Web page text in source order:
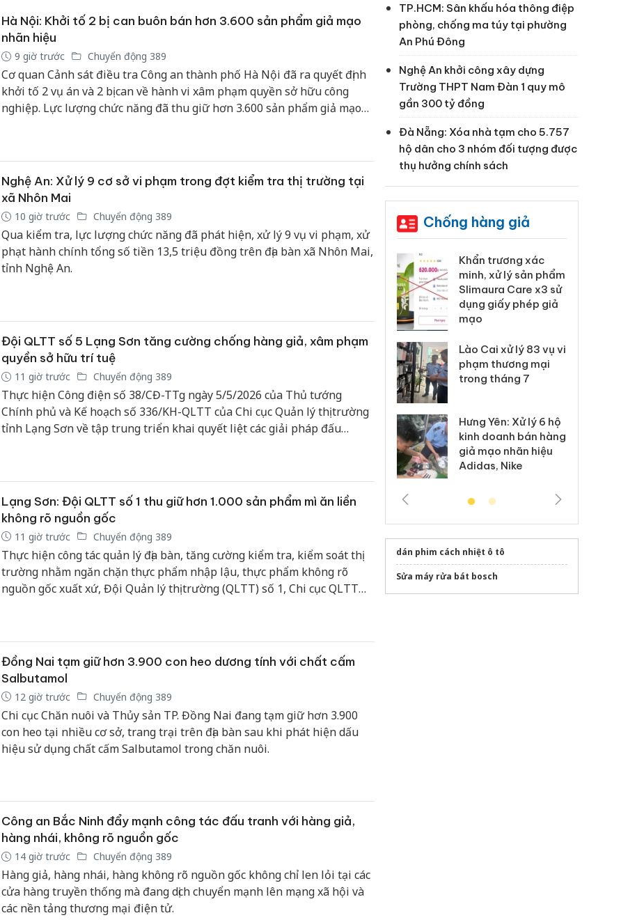
Hà Nội: Khởi tố 2 bị can buôn bán hơn 3.600 sản phẩm giả mạo
nhãn hiệu
9 giờ trước Chuyển động 389
Cơ quan Cảnh sát điều tra Công an thành phố Hà Nội đã ra quyết định
khởi tố 2 vụ án và 2 bị can về hành vi xâm phạm quyền sở hữu công
nghiệp. Lực lượng chức năng đã thu giữ hơn 3.600 sản phẩm giả mạo
Nghệ An: Xử lý 9 cơ sở vi phạm trong đợt kiểm tra thị trường tại
xã Nhôn Mai
10 giờ trước Chuyển động 389
Qua kiểm tra, lực lượng chức năng đã phát hiện, xử lý 9 vụ vi phạm, xử
phạt hành chính tổng số tiền 13,5 triệu đồng trên địa bàn xã Nhôn Mai,
tỉnh Nghệ An.
Đội QLTT số 5 Lạng Sơn tăng cường chống hàng giả, xâm phạm
quyền sở hữu trí tuệ
11 giờ trước Chuyển động 389
Thực hiện Công điện số 38/CĐ-TTg ngày 5/5/2026 của Thủ tướng
Chính phủ và Kế hoạch số 336/KH-QLTT của Chi cục Quản lý thị trường
tỉnh Lạng Sơn về tập trung triển khai quyết liệt các giải pháp đấu
pháp nghiệp vụ, tăng cường kiểm tra, kiểm soát thị trường, góp phần
bảo vệ quyền lợi người tiêu dùng và xây dựng môi trường kinh doanh
lành mạnh trên địa bàn.
Lạng Sơn: Đội QLTT số 1 thu giữ hơn 1.000 sản phẩm mì ăn liền
không rõ nguồn gốc
11 giờ trước Chuyển động 389
Thực hiện công tác quản lý địa bàn, tăng cường kiểm tra, kiểm soát thị
trường nhằm ngăn chặn thực phẩm nhập lậu, thực phẩm không rõ
nguồn gốc xuất xứ, Đội Quản lý thị trường (QLTT) số 1, Chi cục QLTT
Đồng Nai tạm giữ hơn 3.900 con heo dương tính với chất cấm
Salbutamol
12 giờ trước Chuyển động 389
Chi cục Chăn nuôi và Thủy sản TP. Đồng Nai đang tạm giữ hơn 3.900
con heo tại nhiều cơ sở, trang trại trên địa bàn sau khi phát hiện dấu
hiệu sử dụng chất cấm Salbutamol trong chăn nuôi.
Công an Bắc Ninh đẩy mạnh công tác đấu tranh với hàng giả,
hàng nhái, không rõ nguồn gốc
14 giờ trước Chuyển động 389
Hàng giả, hàng nhái, hàng không rõ nguồn gốc không chỉ len lỏi tại các
cửa hàng truyền thống mà đang dịch chuyển mạnh lên mạng xã hội và
các nền tảng thương mại điện tử.
TP.HCM: Sân khấu hóa thông điệp
phòng, chống ma túy tại phường
An Phú Đông
Nghệ An khởi công xây dựng
Trường THPT Nam Đàn 1 quy mô
gần 300 tỷ đồng
Đà Nẵng: Xóa nhà tạm cho 5.757
hộ dân cho 3 nhóm đối tượng được
thụ hưởng chính sách
Chống hàng giả
Cà Mau: Tiêu hủy
kinh doanh
Công an Thanh Hóa
bán yến sào giả
Thanh Hóa: Tìm bị
hại trong vụ án buôn
Khẩn trương xác
minh, xử lý sản phẩm
Slimaura Care x3 sử
dụng giấy phép giả
mạo
Lào Cai xử lý 83 vụ vi
phạm thương mại
trong tháng 7
Hưng Yên: Xử lý 6 hộ
kinh doanh bán hàng
giả mạo nhãn hiệu
Adidas, Nike
dán phim cách nhiệt ô tô
Sửa máy rửa bát bosch